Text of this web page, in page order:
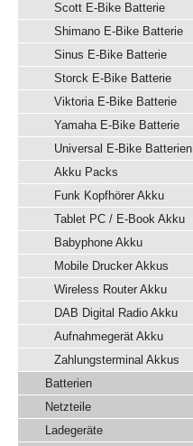
Scott E-Bike Batterie
Shimano E-Bike Batterie
Sinus E-Bike Batterie
Storck E-Bike Batterie
Viktoria E-Bike Batterie
Yamaha E-Bike Batterie
Universal E-Bike Batterien
Akku Packs
Funk Kopfhörer Akku
Tablet PC / E-Book Akku
Babyphone Akku
Mobile Drucker Akkus
Wireless Router Akku
DAB Digital Radio Akku
Aufnahmegerät Akku
Zahlungsterminal Akkus
Batterien
Netzteile
Ladegeräte